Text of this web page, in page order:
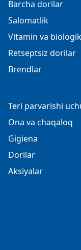
Barcha dorilar
Salomatlik
Vitamin va
Retseptsiz dorilar
Brendlar
Teri parvarishi
Ona va chaqaloq
Gigiena
Dorilar
Aksiyalar